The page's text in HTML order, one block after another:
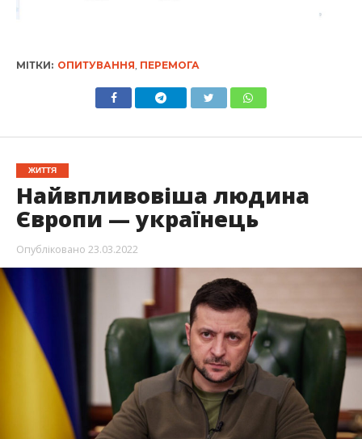
МІТКИ: ОПИТУВАННЯ, ПЕРЕМОГА
ЖИТТЯ
Найвпливовіша людина
Європи — українець
Опубліковано 23.03.2022